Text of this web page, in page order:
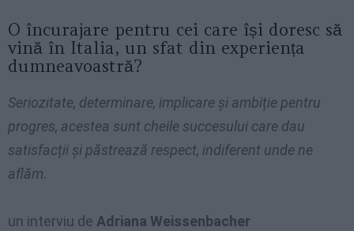
O încurajare pentru cei care își doresc să
vină în Italia, un sfat din experiența
dumneavoastră?
Seriozitate, determinare, implicare și ambiție pentru
progres, acestea sunt cheile succesului care dau
satisfacții și păstrează respect, indiferent unde ne
aflăm.
un interviu de Adriana Weissenbacher